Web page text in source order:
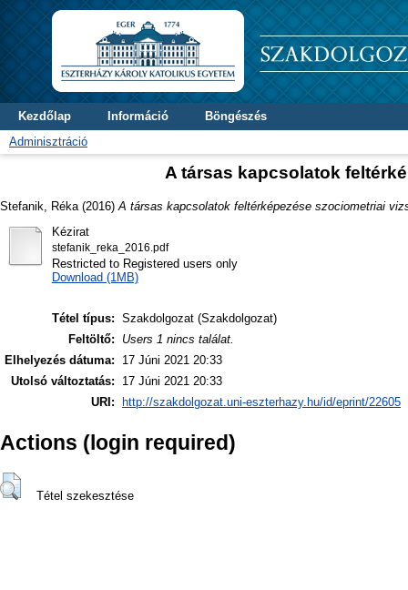
Kezdőlap Információ
Böngészés
Adminisztráció
A társas kapcsolatok
Stefanik, Réka (2016) A társas kapcsolatok feltérképezése szociometriai
Kézirat
stefanik_reka_2016.pdf
Restricted to Registered users only
Download (1MB)
Tétel típus: Szakdolgozat (Szakdolgozat)
Feltöltő:
Users 1 nincs találat.
Elhelyezés dátuma:
17 Júni 2021 20:33
Utolsó változtatás:
17 Júni 2021 20:33
URI:
http://szakdolgozat.uni-eszterhazy.hu/id/eprint/22605
Actions (login required)
Tétel szekesztése